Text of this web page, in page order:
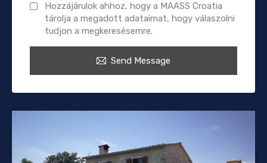
Hozzájárulok ahhoz, hogy a MAASS Croatia
tárolja a megadott adataimat, hogy válaszolni
tudjon a megkeresésemre.
Send Message